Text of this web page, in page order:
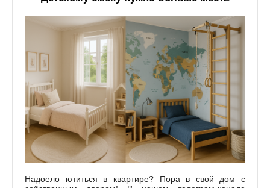
Надоело ютиться в квартире? Пора в свой дом с